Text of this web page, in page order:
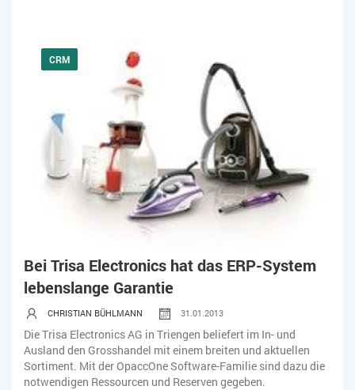
CRM
Bei Trisa Electronics hat das ERP-System
lebenslange Garantie
CHRISTIAN BÜHLMANN 31.01.2013
Die Trisa Electronics AG in Triengen beliefert im In- und
Ausland den Grosshandel mit einem breiten und aktuellen
Sortiment. Mit der OpaccOne Software-Familie sind dazu die
notwendigen Ressourcen und Reserven gegeben.